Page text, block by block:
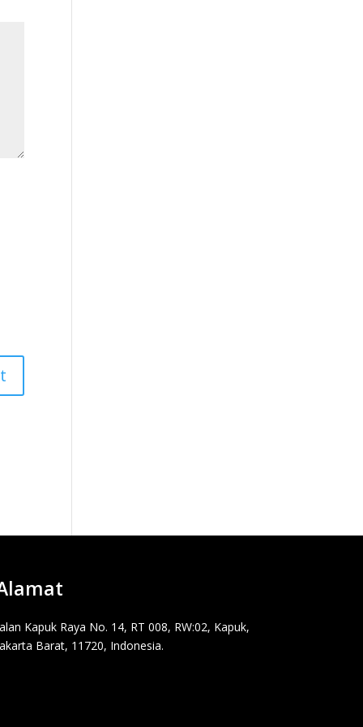
Kapuk Raya No. 14, RT 008, RW:02, Kapuk,
Barat, 11720, Indonesia.